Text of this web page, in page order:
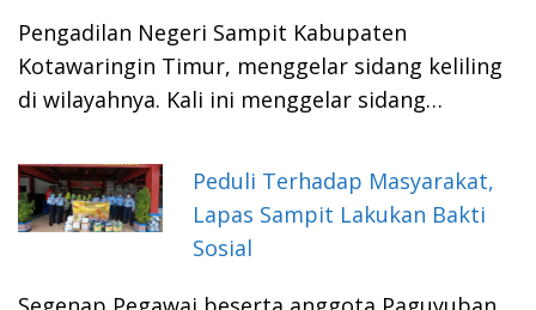
Pengadilan Negeri Sampit Kabupaten
Kotawaringin Timur, menggelar sidang keliling
di wilayahnya. Kali ini menggelar sidang…
Peduli Terhadap Masyarakat,
Lapas Sampit Lakukan Bakti
Sosial